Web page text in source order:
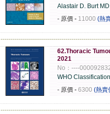
Alastair D. Burt MD
- 原價 - 11000 (熱
62.Thoracic
2021
No：----
WHO
- 原價 - 6300 (熱賣